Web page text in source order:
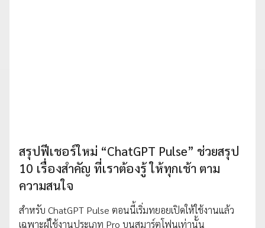
สรุปฟีเชอร์ใหม่ “ChatGPT Pulse” ช่วยสรุป
10 เรื่องสำคัญ ที่เราต้องรู้ ให้ทุกเช้า ตาม
ความสนใจ
สำหรับ ChatGPT Pulse ตอนนี้เริ่มทยอยเปิดให้ใช้งานแล้ว
เฉพาะผู้ใช้งานประเภท Pro บนสมาร์ตโฟนเท่านั้น